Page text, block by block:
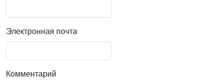
Электронная почта
Комментарий